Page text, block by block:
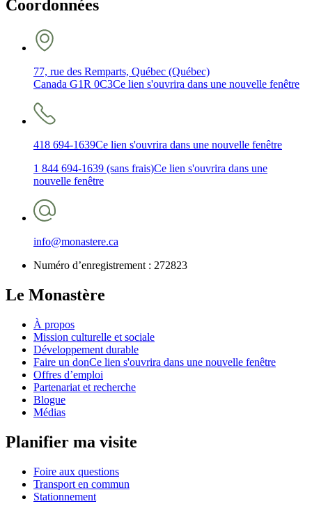
Coordonnées
77, rue des Remparts, Québec (Québec)
Canada G1R 0C3Ce lien s'ouvrira dans une nouvelle fenêtre
418 694-1639Ce lien s'ouvrira dans une nouvelle fenêtre
1 844 694-1639 (sans frais)Ce lien s'ouvrira dans une
nouvelle fenêtre
info@monastere.ca
Numéro d’enregistrement : 272823
Le Monastère
À propos
Mission culturelle et sociale
Développement durable
Faire un donCe lien s'ouvrira dans une nouvelle fenêtre
Offres d’emploi
Partenariat et recherche
Blogue
Médias
Planifier ma visite
Foire aux questions
Transport en commun
Stationnement